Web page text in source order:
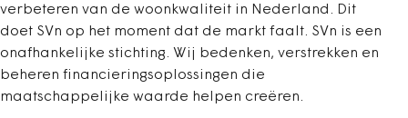
verbeteren van de woonkwaliteit in Nederland. Dit
doet SVn op het moment dat de markt faalt. SVn is een
onafhankelijke stichting. Wij bedenken, verstrekken en
beheren financieringsoplossingen die
maatschappelijke waarde helpen creëren.